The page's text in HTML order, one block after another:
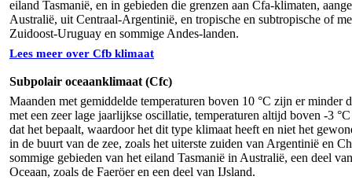
eiland Tasmanië, en in gebieden die grenzen aan Cfa-klimaten,
Australië, uit Centraal-Argentinië, en tropische en subtropische of
Zuidoost-Uruguay en sommige Andes-landen.
Lees meer over Cfb klimaat
Subpolair oceaanklimaat (Cfc)
Maanden met gemiddelde temperaturen boven 10 °C zijn er
met een zeer lage jaarlijkse oscillatie, temperaturen altijd boven -3
dat het bepaalt, waardoor het dit type klimaat heeft en niet het
in de buurt van de zee, zoals het uiterste zuiden van Argentinië en
sommige gebieden van het eiland Tasmanië in Australië, een deel
Oceaan, zoals de Faeröer en een deel van IJsland.